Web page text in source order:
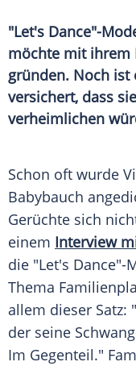
"Let's Dance"-
möchte mit ihrem
gründen. Noch ist
versichert, dass
verheimlichen
Schon oft wurde
Babybauch
Gerüchte sich
einem Interview
die "Let's
Thema
allem dieser Satz:
der seine
Im Gegenteil."